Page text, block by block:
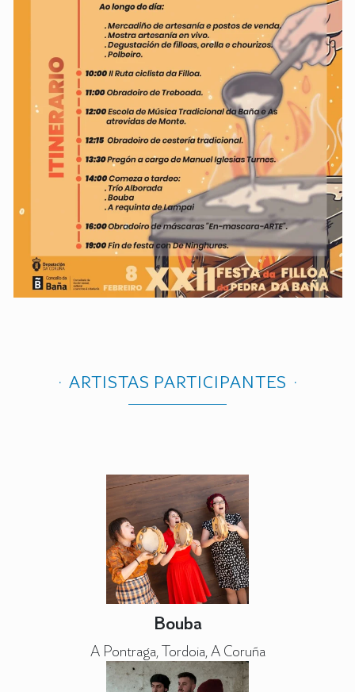
ARTISTAS PARTICIPANTES
Bouba
A Pontraga, Tordoia, A Coruña